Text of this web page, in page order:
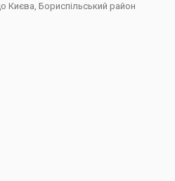
Києва, Бориспільський район